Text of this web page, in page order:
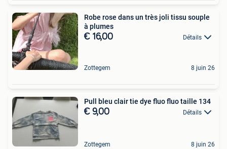
Robe rose dans un très joli tissu souple
à plumes
€ 16,00 Détails
Zottegem 8 juin 26
Pull bleu clair tie dye fluo fluo taille 134
€ 9,00 Détails
Zottegem 8 juin 26